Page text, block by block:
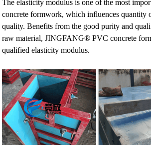
The elasticity modulus is one of the most
concrete formwork, which influences quantity
quality. Benefits from the good purity and
raw material, JINGFANG® PVC concrete
qualified elasticity modulus.